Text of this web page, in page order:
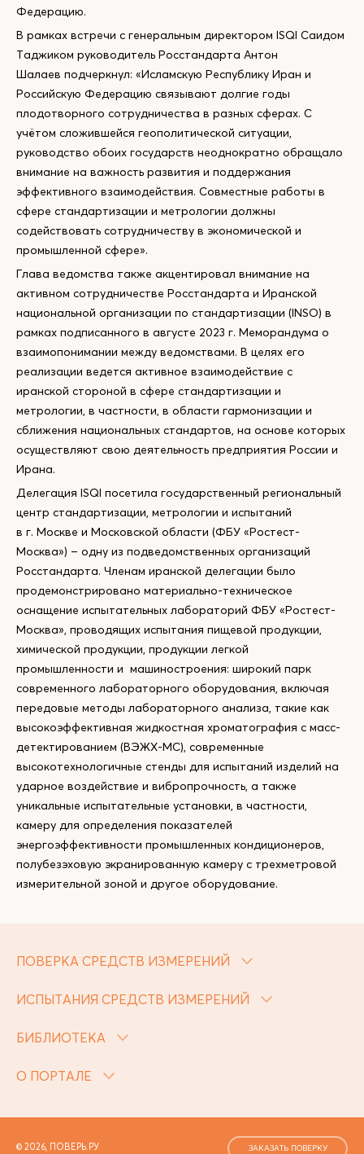
Федерацию.
В рамках встречи с генеральным директором ISQI Саидом
Таджиком руководитель Росстандарта Антон
Шалаев подчеркнул: «Исламскую Республику Иран и
Российскую Федерацию связывают долгие годы
плодотворного сотрудничества в разных сферах. С
учётом сложившейся геополитической ситуации,
руководство обоих государств неоднократно обращало
внимание на важность развития и поддержания
эффективного взаимодействия. Совместные работы в
сфере стандартизации и метрологии должны
содействовать сотрудничеству в экономической и
промышленной сфере».
Глава ведомства также акцентировал внимание на
активном сотрудничестве Росстандарта и Иранской
национальной организации по стандартизации (INSO) в
рамках подписанного в августе 2023 г. Меморандума о
взаимопонимании между ведомствами. В целях его
реализации ведется активное взаимодействие с
иранской стороной в сфере стандартизации и
метрологии, в частности, в области гармонизации и
сближения национальных стандартов, на основе которых
осуществляют свою деятельность предприятия России и
Ирана.
Делегация ISQI посетила государственный региональный
центр стандартизации, метрологии и испытаний
в г. Москве и Московской области (ФБУ «Ростест-
Москва») – одну из подведомственных организаций
Росстандарта. Членам иранской делегации было
продемонстрировано материально-техническое
оснащение испытательных лабораторий ФБУ «Ростест-
Москва», проводящих испытания пищевой продукции,
химической продукции, продукции легкой
промышленности и машиностроения: широкий парк
современного лабораторного оборудования, включая
передовые методы лабораторного анализа, такие как
высокоэффективная жидкостная хроматография с масс-
детектированием (ВЭЖХ-МС), современные
высокотехнологичные стенды для испытаний изделий на
ударное воздействие и вибропрочность, а также
уникальные испытательные установки, в частности,
камеру для определения показателей
энергоэффективности промышленных кондиционеров,
полубезэховую экранированную камеру с трехметровой
измерительной зоной и другое оборудование.
ПОВЕРКА СРЕДСТВ ИЗМЕРЕНИЙ
ИСПЫТАНИЯ СРЕДСТВ ИЗМЕРЕНИЙ
БИБЛИОТЕКА
О ПОРТАЛЕ
© 2026, ПОВЕРЬ.РУ ЗАКАЗАТЬ ПОВЕРКУ